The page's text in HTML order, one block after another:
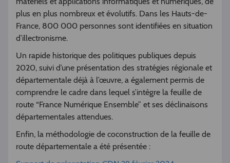
plus en plus nombreux et évolutifs. Dans les Hauts-de-
France, 800 000 personnes sont identifiées en situation
d’illectronisme.
Un rapide historique des politiques publiques depuis
2020, suivi d’une présentation des stratégies régionale et
départementale déjà à l’œuvre, a également permis de
comprendre le cadre dans lequel s’intègre la feuille de
route “France Numérique Ensemble” et ses déclinaisons
départementales attendues.
Enfin, la méthodologie de coconstruction de la feuille de
route départementale a été présentée :